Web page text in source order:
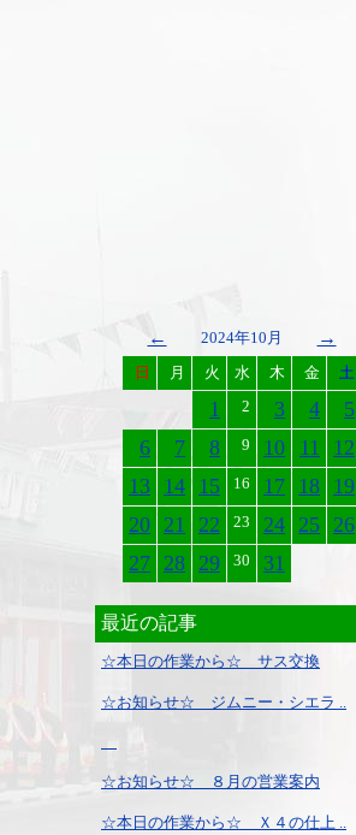
← 2024年10月 →
日 月 火 水 木 金 土
1 2 3 4
5
6
7 8 9 10 11
12
13 14 15 16 17 18 19
20 21 22 23 24 25 26
27 28 29 30 31
最近の記事
☆本日の作業から☆ サス交換
☆お知らせ☆ ジムニー・シエラ ..
☆お知らせ☆ ８月の営業案内
☆本日の作業から☆ Ｘ４の仕上 ..